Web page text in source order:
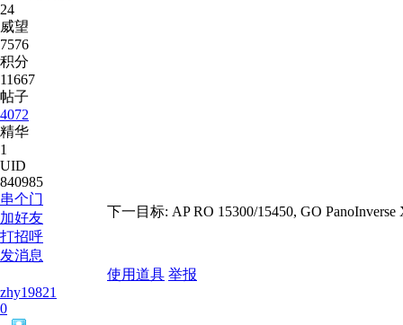
24
威望
7576
积分
11667
帖子
4072
精华
1
UID
840985
串个门
加好友
打招呼
发消息
下一目标: AP RO 15300/15450, GO PanoInverse
使用道具 举报
zhy19821
0